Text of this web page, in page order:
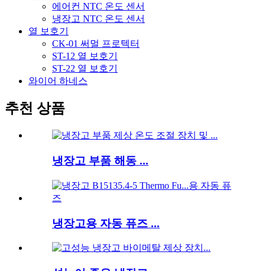
에어컨 NTC 온도 센서
냉장고 NTC 온도 센서
열 보호기
CK-01 써멀 프로텍터
ST-12 열 보호기
ST-22 열 보호기
와이어 하네스
추천 상품
냉장고 부품 해동 ...
냉장고용 자동 퓨즈 ...